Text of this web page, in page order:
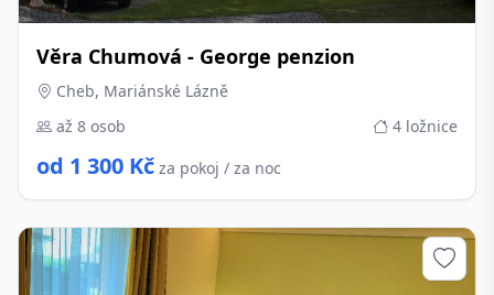
Věra Chumová - George penzion
Cheb, Mariánské Lázně
až 8 osob
4 ložnice
od 1 300 Kč za pokoj / za noc